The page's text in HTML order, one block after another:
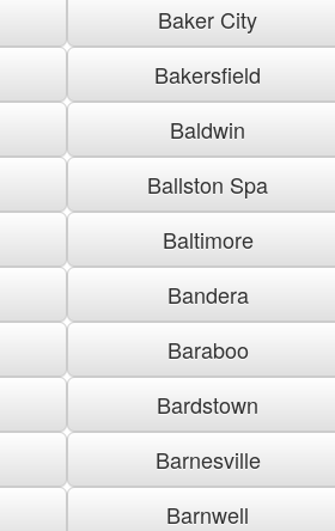
Baker City
Bakersfield
Baldwin
Ballston Spa
Baltimore
Bandera
Baraboo
Bardstown
Barnesville
Barnwell